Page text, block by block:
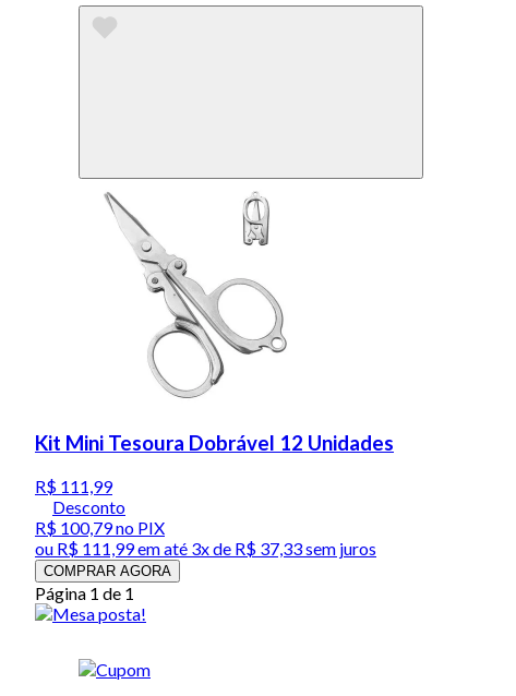
Kit Mini Tesoura Dobrável 12 Unidades
R$ 111,99
Desconto
R$ 100,79no PIX
ou R$ 111,99em até 3x de R$ 37,33 sem juros
COMPRAR AGORA
Página 1 de 1